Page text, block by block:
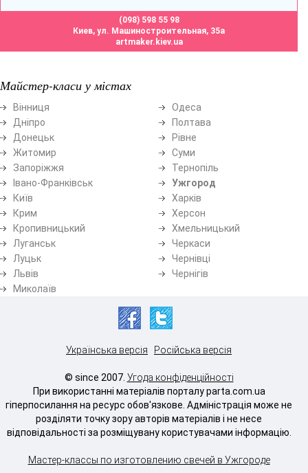
(098) 598 55 98
Киев, ул. Машиностроительная, 35а
artmaker.kiev.ua
Майстер-класи у містах
Вінниця
Дніпро
Донецьк
Житомир
Запоріжжя
Івано-Франківськ
Київ
Крим
Кропивницький
Луганськ
Луцьк
Львів
Миколаїв
Одеса
Полтава
Рівне
Суми
Тернопіль
Ужгород
Харків
Херсон
Хмельницький
Черкаси
Чернівці
Чернігів
Українська версія Російська версія
© since 2007. Угода конфіденційності
При використанні матеріалів порталу parta.com.ua
гіперпосилання на ресурс обов'язкове. Адміністрація може не
розділяти точку зору авторів матеріалів і не несе
відповідальності за розміщувану користувачами інформацію.
Мастер-классы по изготовлению свечей в Ужгороде